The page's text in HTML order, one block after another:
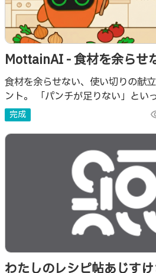
MottainAI - 食材を余らせ
ト
食材を余らせない、使い切りの献
ント。 「パンチが足りない」とい
みを学習し、継続的な改善で"あな
立エージェントです。
完成
わたしのレシピ帖あじす